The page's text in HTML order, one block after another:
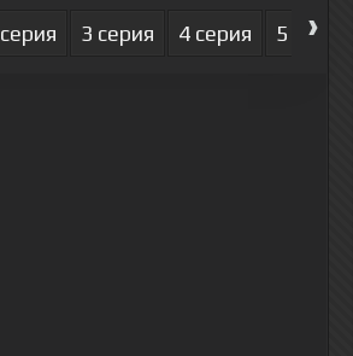
3 серия 4 серия 5 серия
›